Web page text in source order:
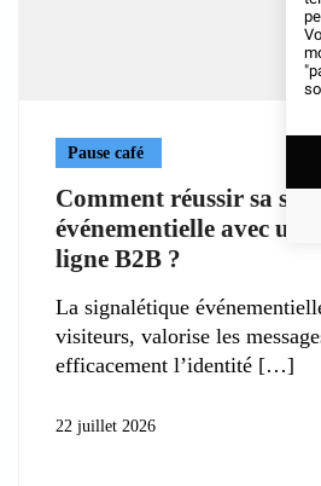
Pause café
Comment réussir sa
événementielle avec
ligne B2B ?
La signalétique
visiteurs, valorise les
efficacement l’identité
22 juillet 2026